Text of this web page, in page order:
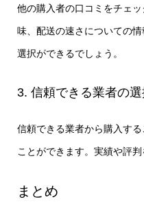
他の購入者の口コミをチェ
味、配送の速さについての
選択ができるでしょう。
3. 信頼できる業者の選
信頼できる業者から購入す
ことができます。実績や評
まとめ